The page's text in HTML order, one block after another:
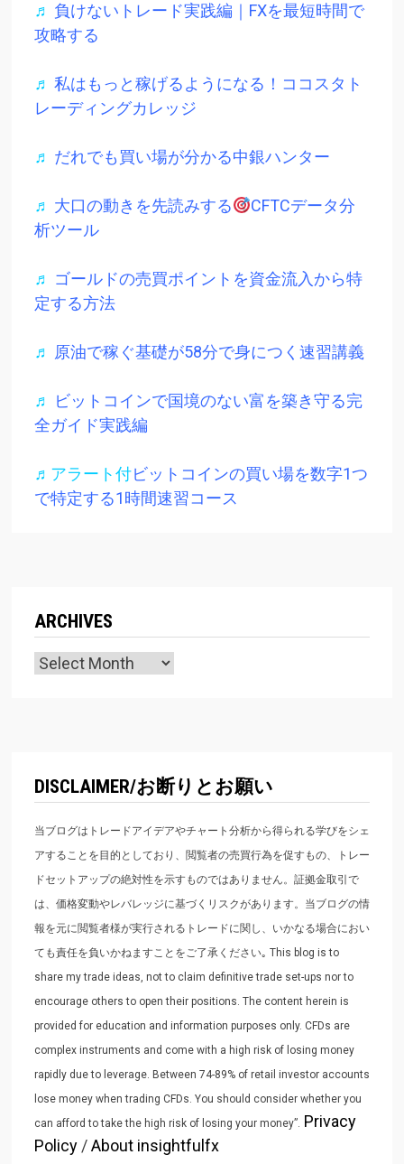
♬ 負けないトレード実践編｜FXを最短時間で
攻略する
♬ 私はもっと稼げるようになる！ココスタト
レーディングカレッジ
♬ だれでも買い場が分かる中銀ハンター
♬ 大口の動きを先読みする
CFTCデータ分
析ツール
♬ ゴールドの売買ポイントを資金流入から特
定する方法
♬ 原油で稼ぐ基礎が58分で身につく速習講義
♬
ビットコインで国境のない富を築き守る完
全ガイド実践編
♬アラート付ビットコインの買い場を数字1つ
で特定する1時間速習コース
ARCHIVES
Archives
DISCLAIMER/お断りとお願い
当ブログはトレードアイデアやチャート分析から得られる学びをシェ
アすることを目的としており、閲覧者の売買行為を促すもの、トレー
ドセットアップの絶対性を示すものではありません。証拠金取引で
は、価格変動やレバレッジに基づくリスクがあります。当ブログの情
報を元に閲覧者様が実行されるトレードに関し、いかなる場合におい
ても責任を負いかねますことをご了承ください｡ This blog is to
share my trade ideas, not to claim definitive trade set-ups nor to
encourage others to open their positions. The content herein is
provided for education and information purposes only. CFDs are
complex instruments and come with a high risk of losing money
rapidly due to leverage. Between 74-89% of retail investor accounts
lose money when trading CFDs. You should consider whether you
can afford to take the high risk of losing your money”. Privacy
Policy/About insightfulfx